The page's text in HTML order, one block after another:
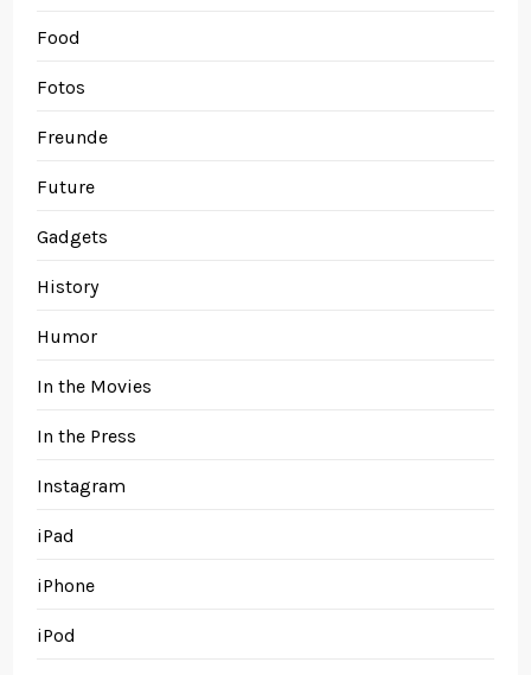
Food
Fotos
Freunde
Future
Gadgets
History
Humor
In the Movies
In the Press
Instagram
iPad
iPhone
iPod